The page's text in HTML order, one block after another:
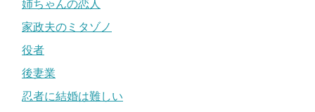
姉ちゃんの恋人
家政夫のミタゾノ
役者
後妻業
忍者に結婚は難しい